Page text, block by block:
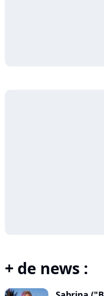
+ de news :